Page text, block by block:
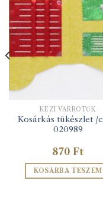
KÉZI VARRÓTŰK
Kosárkás tükészlet /
020989
870 Ft
KOSÁRBA TESZEM